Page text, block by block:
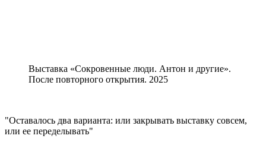
Выставка «Сокровенные люди. Антон и другие».
После повторного открытия. 2025
Оставалось два варианта: или закрывать выставку совсем,
или ее переделывать